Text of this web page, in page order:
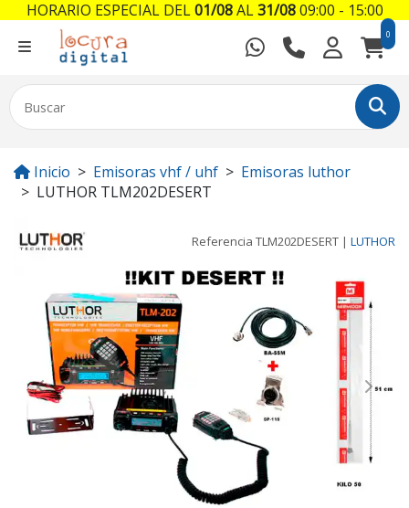
0
Inicio Emisoras vhf / uhf
Emisoras luthor
LUTHOR TLM202DESERT
Referencia TLM202DESERT | LUTHOR
Previous Next
HORARIO ESPECIAL DEL01/08AL31/0809:00 - 15:00